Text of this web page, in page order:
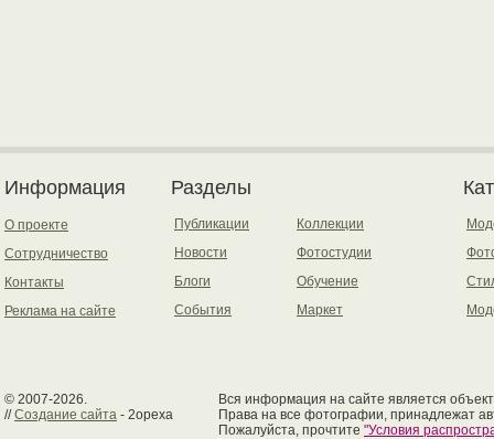
Информация
О проекте
Сотрудничество
Контакты
Реклама на сайте
Разделы
Публикации
Новости
Блоги
События
Коллекции
Фотостудии
Обучение
Маркет
© 2007-2026.
//Создание сайта - 2opexa
Вся информация на сайте является
Права на все фотографии, принадлежат
Пожалуйста, прочтите "Условия